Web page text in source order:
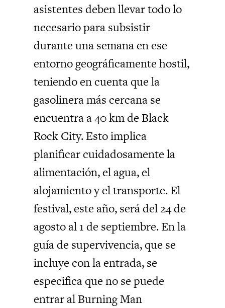
asistentes deben llevar todo lo
necesario para subsistir
durante una semana en ese
entorno geográficamente hostil,
teniendo en cuenta que la
gasolinera más cercana se
encuentra a 40 km de Black
Rock City. Esto implica
planificar cuidadosamente la
alimentación, el agua, el
alojamiento y el transporte. El
festival, este año, será del 24 de
agosto al 1 de septiembre. En la
guía de supervivencia, que se
incluye con la entrada, se
especifica que no se puede
entrar al Burning Man